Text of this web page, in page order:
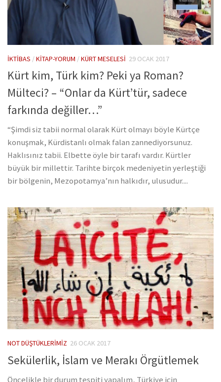
İKTIBAS /KITAP-YORUM /KÜRT MESELESI 29 OCAK 2017
Kürt kim, Türk kim? Peki ya Roman?
Mülteci? – “Onlar da Kürt’tür, sadece
farkında değiller…”
“Şimdi siz tabii normal olarak Kürt olmayı böyle Kürtçe
konuşmak, Kürdistanlı olmak falan zannediyorsunuz.
Haklısınız tabii. Elbette öyle bir tarafı vardır. Kürtler
büyük bir millettir. Tarihte birçok medeniyetin yerleştiği
bir bölgenin, Mezopotamya’nın halkıdır, ulusudur....
NOT DÜŞTÜKLERIMIZ 26 OCAK 2017
Sekülerlik, İslam ve Merakı Örgütlemek
Öncelikle bir durum tespiti yapalım, Türkiye için